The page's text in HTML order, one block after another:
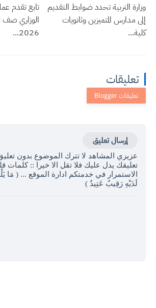
وزارة التربية تحدد ضوابط التقديم
إلى مدارس المتميزين وثانويات
كلية...
تابع تقدم
الوزاري صف
2026...
تعليقات
إرسال تعليق
عزيزي المشاهد لا تترك الموضوع بدون
تعليقك يدل عليك فلا تقل الا خيرا :: كلمات
الاستمرار في خدمتكم ادارة الموقع ... ( مَا
لَدَيْهِ رَقِيبٌ عَتِيدٌ )